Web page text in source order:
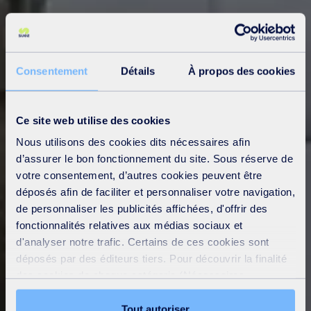
Consentement Détails À propos des cookies
Ce site web utilise des cookies
Nous utilisons des cookies dits nécessaires afin
d’assurer le bon fonctionnement du site. Sous réserve de
votre consentement, d’autres cookies peuvent être
déposés afin de faciliter et personnaliser votre navigation,
de personnaliser les publicités affichées, d'offrir des
fonctionnalités relatives aux médias sociaux et
d'analyser notre trafic. Certains de ces cookies sont
déposés par des éditeurs tiers. Pour découvrir la finalité
Préférences, Statistiques et Marketing), cliquez sur
l’onglet « Détails ». Via ce bandeau, vous pouvez